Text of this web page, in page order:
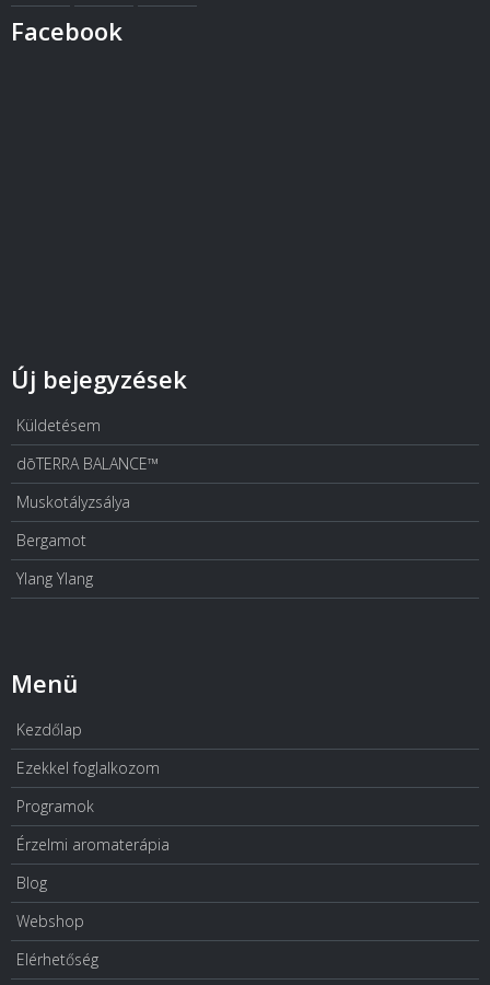
Facebook
Új bejegyzések
Küldetésem
dōTERRA BALANCE™
Muskotályzsálya
Bergamot
Ylang Ylang
Menü
Kezdőlap
Ezekkel foglalkozom
Programok
Érzelmi aromaterápia
Blog
Webshop
Elérhetőség